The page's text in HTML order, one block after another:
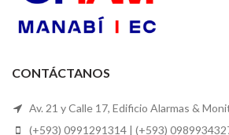
CONTÁCTANOS
Av. 21 y Calle 17, Edificio Alarmas &
(+593) 0991291314 | (+593)